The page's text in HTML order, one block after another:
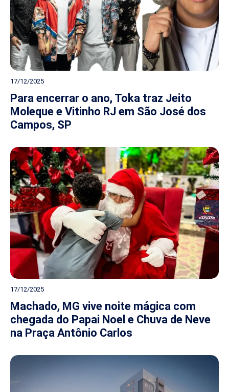
17/12/2025
Para encerrar o ano, Toka traz Jeito
Moleque e Vitinho RJ em São José dos
Campos, SP
17/12/2025
Machado, MG vive noite mágica com
chegada do Papai Noel e Chuva de Neve
na Praça Antônio Carlos